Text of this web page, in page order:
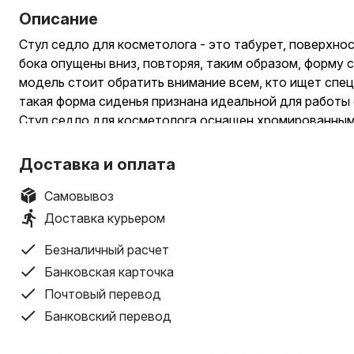
Описание
Стул седло для косметолога - это табурет,
бока опущены вниз, повторяя, таким образом, форму
модель стоит обратить внимание всем, кто ищет
такая форма сиденья признана идеальной для работы
Стул седло для косметолога оснащен
соответствии с ростом мастера. Основанием
хромированное пятилучие на обрезиненных роликах
надежность которых проверена временем.
Косметолог чаще всего работает сидя, отчего к
упростит работу мастера. Он компактный и удобный,
движении. Сидя на стуле мастер может находиться
чтобы комфортно и качественно выполнить свою
Стул седло позволит решить ряд профессиональных
Доставка и оплата
Самовывоз
Доставка курьером
Безналичный расчет
Банковская карточка
Почтовый перевод
Банковский перевод